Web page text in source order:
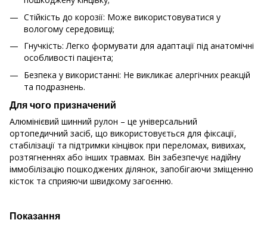
Стійкість до корозії: Може використовуватися у
вологому середовищі;
Гнучкість: Легко формувати для адаптації під анатомічні
особливості пацієнта;
Безпека у використанні: Не викликає алергічних реакцій
та подразнень.
Для чого призначений
Алюмінієвий шинний рулон – це універсальний
ортопедичний засіб, що використовується для фіксації,
стабілізації та підтримки кінцівок при переломах, вивихах,
розтягненнях або інших травмах. Він забезпечує надійну
іммобілізацію пошкоджених ділянок, запобігаючи зміщенню
кісток та сприяючи швидкому загоєнню.
Показання